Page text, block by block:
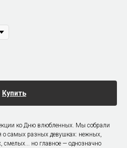
Купить
ко Дню влюбленных. Мы собрали
самых разных девушках: нежных,
смелых... но главное — однозначно